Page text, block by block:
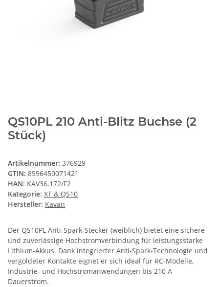
QS10PL 210 Anti-Blitz Buchse (2
Stück)
Artikelnummer: 376929
GTIN: 8596450071421
HAN: KAV36.172/F2
Kategorie: XT & QS10
Hersteller: Kavan
Der QS10PL Anti-Spark-Stecker (weiblich) bietet eine sichere
und zuverlässige Hochstromverbindung für leistungsstarke
Lithium-Akkus. Dank integrierter Anti-Spark-Technologie und
vergoldeter Kontakte eignet er sich ideal für RC-Modelle,
Industrie- und Hochstromanwendungen bis 210 A
Dauerstrom.